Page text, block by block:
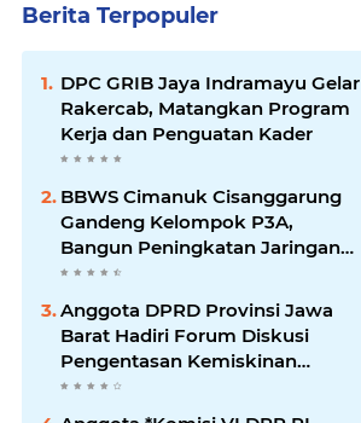
Berita Terpopuler
DPC GRIB Jaya Indramayu Gelar
Rakercab, Matangkan Program
Kerja dan Penguatan Kader
BBWS Cimanuk Cisanggarung
Gandeng Kelompok P3A,
Bangun Peningkatan Jaringan
Irigasi untuk Dukung
Anggota DPRD Provinsi Jawa
Barat Hadiri Forum Diskusi
Pengentasan Kemiskinan
Bersama LPK Trisakti